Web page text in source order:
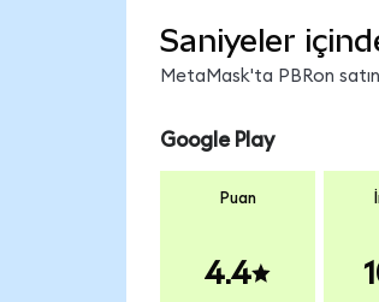
Saniyeler
MetaMask'ta PBRon
Google Play
Puan
4.4